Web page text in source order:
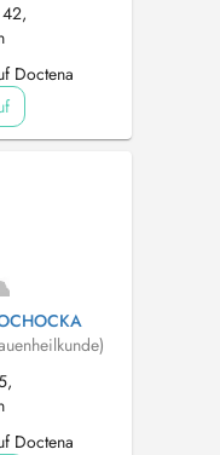
Doctena
Doctena